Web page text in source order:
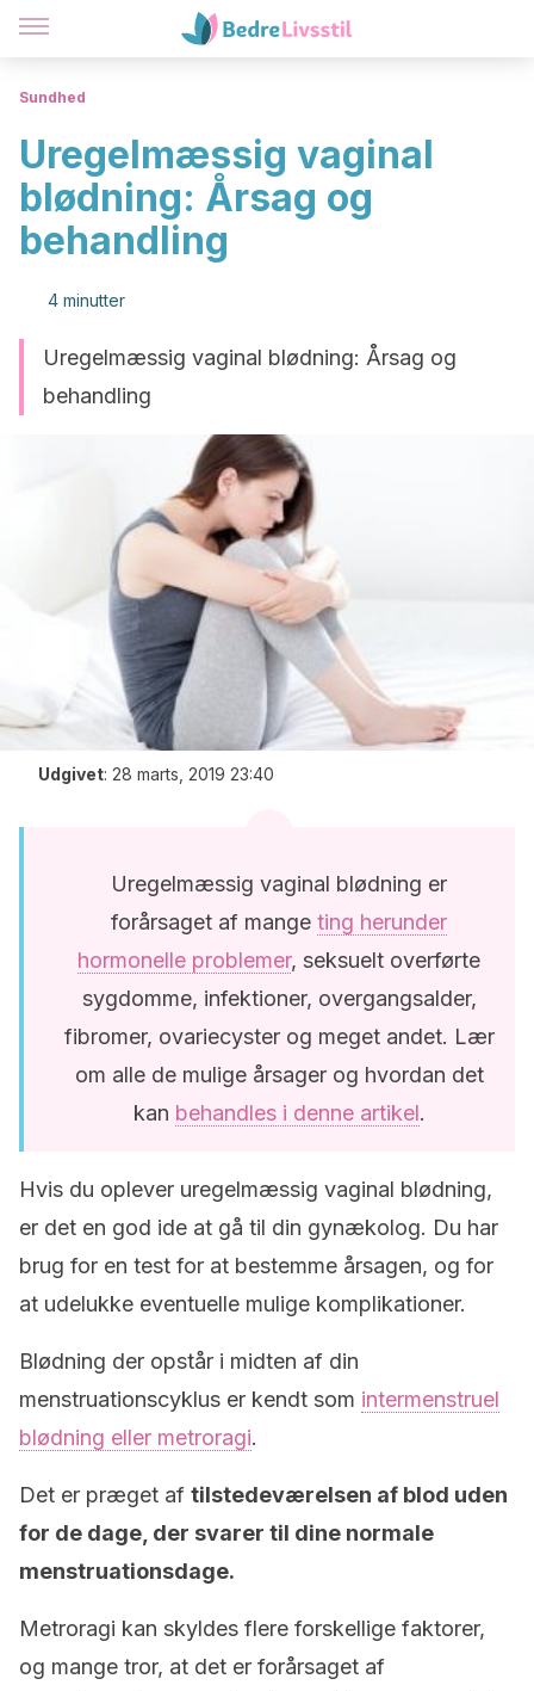
Sundhed
Uregelmæssig vaginal
blødning: Årsag og
behandling
4 minutter
Uregelmæssig vaginal blødning: Årsag og
behandling
Udgivet: 28 marts, 2019 23:40
Uregelmæssig vaginal blødning er
forårsaget af mange ting herunder
hormonelle problemer, seksuelt overførte
sygdomme, infektioner, overgangsalder,
fibromer, ovariecyster og meget andet. Lær
om alle de mulige årsager og hvordan det
kan behandles i denne artikel.
Hvis du oplever uregelmæssig vaginal blødning,
er det en god ide at gå til din gynækolog. Du har
brug for en test for at bestemme årsagen, og for
at udelukke eventuelle mulige komplikationer.
Blødning der opstår i midten af din
menstruationscyklus er kendt som intermenstruel
blødning eller metroragi.
Det er præget af tilstedeværelsen af blod uden
for de dage, der svarer til dine normale
menstruationsdage.
Metroragi kan skyldes flere forskellige faktorer,
og mange tror, at det er forårsaget af